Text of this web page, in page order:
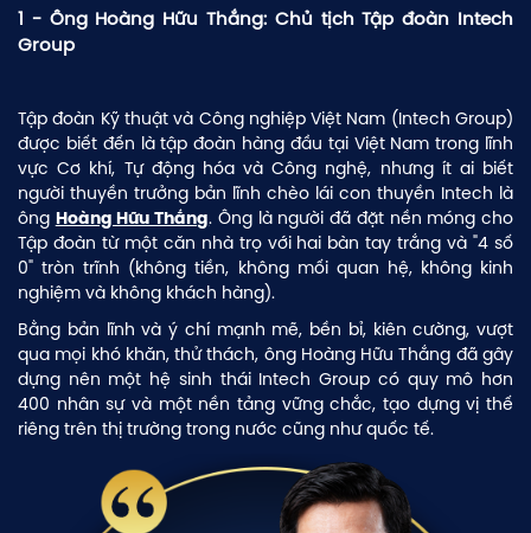
1 - Ông Hoàng Hữu Thắng: Chủ tịch Tập đoàn Intech
Group
Tập đoàn Kỹ thuật và Công nghiệp Việt Nam (Intech Group)
được biết đến là tập đoàn hàng đầu tại Việt Nam trong lĩnh
vực Cơ khí, Tự động hóa và Công nghệ, nhưng ít ai biết
người thuyền trưởng bản lĩnh chèo lái con thuyền Intech là
ông Hoàng Hữu Thắng. Ông là người đã đặt nền móng cho
Tập đoàn từ một căn nhà trọ với hai bàn tay trắng và "4 số
0" tròn trĩnh (không tiền, không mối quan hệ, không kinh
nghiệm và không khách hàng).
Bằng bản lĩnh và ý chí mạnh mẽ, bền bỉ, kiên cường, vượt
qua mọi khó khăn, thử thách, ông Hoàng Hữu Thắng đã gây
dựng nên một hệ sinh thái Intech Group có quy mô hơn
400 nhân sự và một nền tảng vững chắc, tạo dựng vị thế
riêng trên thị trường trong nước cũng như quốc tế.